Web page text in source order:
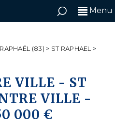
Menu
(83) > ST RAPHAEL
>
VILLE - ST
VILLE -
000 €